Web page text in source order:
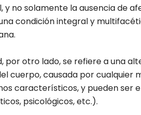
y no solamente la ausencia de
condición integral y
por otro lado, se refiere a una
cuerpo, causada por cualquier
característicos, y pueden
psicológicos, etc.).